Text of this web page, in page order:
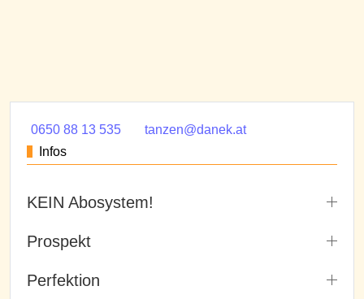
0650 88 13 535
tanzen@danek.at
Infos
KEIN Abosystem!
Prospekt
Perfektion